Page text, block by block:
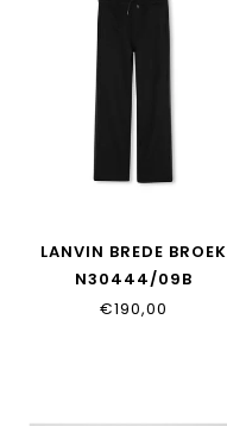
LANVIN BREDE BROEK
N30444/09B
€190,00